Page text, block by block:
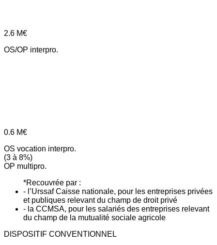
2.6 M€
OS/OP interpro.
0.6 M€
OS vocation interpro.
(3 à 8%)
OP multipro.
*Recouvrée par :
- l’Urssaf Caisse nationale, pour les entreprises privées
et publiques relevant du champ de droit privé
- la CCMSA, pour les salariés des entreprises relevant
du champ de la mutualité sociale agricole
DISPOSITIF CONVENTIONNEL